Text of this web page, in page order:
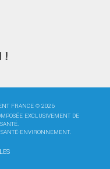
!
FRANCE © 2026
EXCLUSIVEMENT DE
ENVIRONNEMENT.